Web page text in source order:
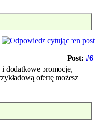
Post: #6
i dodatkowe promocje,
ofertę możesz